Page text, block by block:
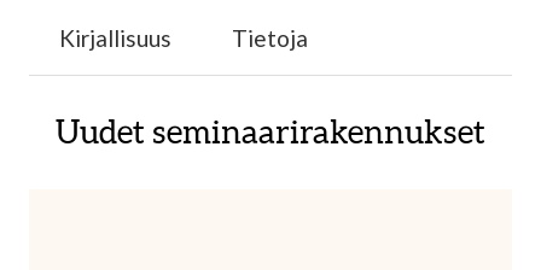
Kirjallisuus Tietoja
Uudet seminaarirakennukset